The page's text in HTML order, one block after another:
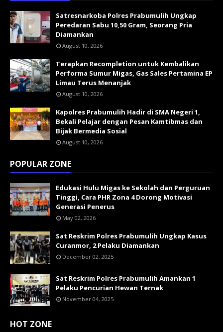
Satresnarkoba Polres Prabumulih Ungkap
Peredaran Sabu 10,50 Gram, Seorang Pria
Diamankan
August 10, 2026
Terapkan Recompletion untuk Kembalikan
Performa Sumur Migas, Gas Sales Pertamina EP
Limau Terus Menanjak
August 10, 2026
Kapolres Prabumulih Hadir di SMA Negeri 1,
Bekali Pelajar dengan Pesan Kamtibmas dan
Bijak Bermedia Sosial
August 10, 2026
POPULAR ZONE
Edukasi Hulu Migas ke Sekolah dan Perguruan
Tinggi, Cara PHR Zona 4 Dorong Motivasi
Generasi Penerus
May 02, 2026
Sat Reskrim Polres Prabumulih Ungkap Kasus
Curanmor, 2 Pelaku Diamankan
December 02, 2025
Sat Reskrim Polres Prabumulih Amankan 1
Pelaku Pencurian Hewan Ternak
November 04, 2025
HOT ZONE